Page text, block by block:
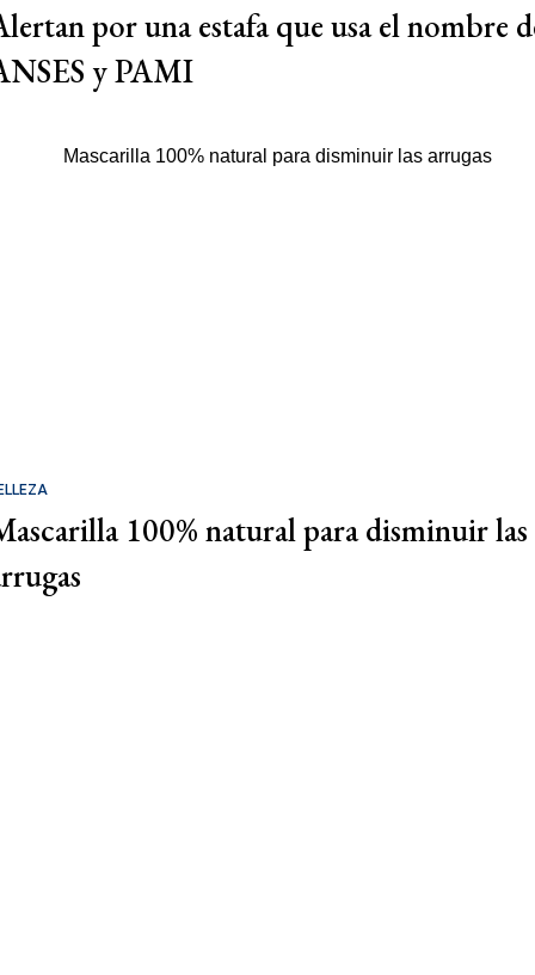
por una estafa que usa el nombre
y PAMI
100% natural para disminuir las